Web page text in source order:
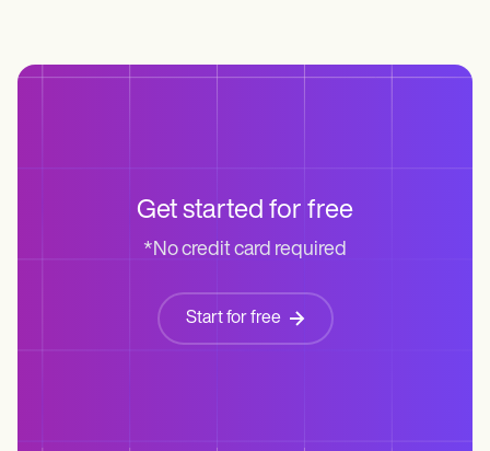
Get started for free
*No credit card required
Start for free